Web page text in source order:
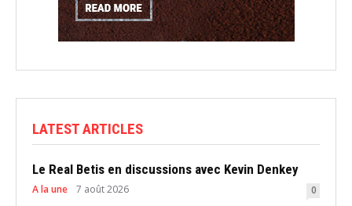
LATEST ARTICLES
Le Real Betis en discussions avec Kevin Denkey
A la une 7 août 2026 0